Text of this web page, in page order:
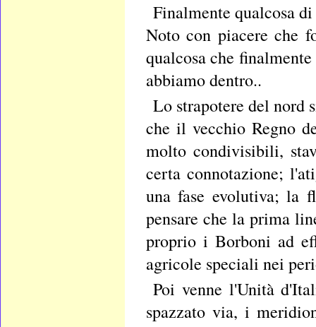
Finalmente qualcosa
Noto con piacere che
qualcosa che
abbiamo dentro..
Lo strapotere del nord
che il vecchio Regno
molto condivisibili,
certa connotazione;
una fase evolutiva; la
pensare che la prima
proprio i Borboni ad
agricole speciali nei
Poi venne l'Unità
spazzato via, i